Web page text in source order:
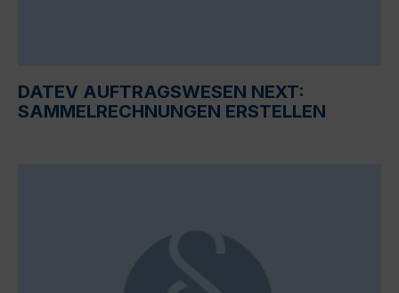
DATEV AUFTRAGSWESEN NEXT:
SAMMELRECHNUNGEN ERSTELLEN